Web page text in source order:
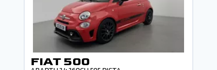
FIAT 500